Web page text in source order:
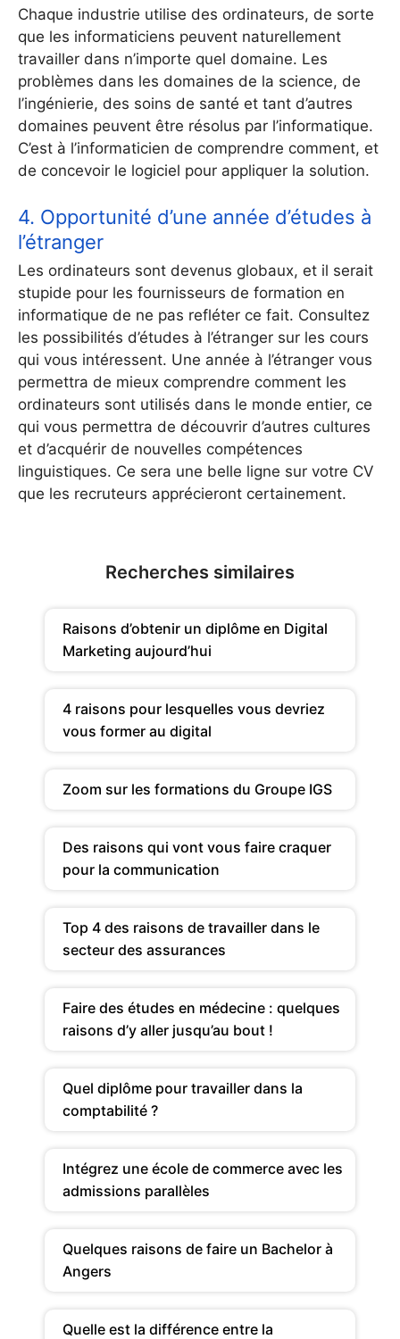
Chaque industrie utilise des ordinateurs, de sorte
que les informaticiens peuvent naturellement
travailler dans n’importe quel domaine. Les
problèmes dans les domaines de la science, de
l’ingénierie, des soins de santé et tant d’autres
domaines peuvent être résolus par l’informatique.
C’est à l’informaticien de comprendre comment, et
de concevoir le logiciel pour appliquer la solution.
4. Opportunité d’une année d’études à
l’étranger
Les ordinateurs sont devenus globaux, et il serait
stupide pour les fournisseurs de formation en
informatique de ne pas refléter ce fait. Consultez
les possibilités d’études à l’étranger sur les cours
qui vous intéressent. Une année à l’étranger vous
permettra de mieux comprendre comment les
ordinateurs sont utilisés dans le monde entier, ce
qui vous permettra de découvrir d’autres cultures
et d’acquérir de nouvelles compétences
linguistiques. Ce sera une belle ligne sur votre CV
que les recruteurs apprécieront certainement.
Recherches similaires
Raisons d’obtenir un diplôme en Digital
Marketing aujourd’hui
4 raisons pour lesquelles vous devriez
vous former au digital
Zoom sur les formations du Groupe IGS
Des raisons qui vont vous faire craquer
pour la communication
Top 4 des raisons de travailler dans le
secteur des assurances
Faire des études en médecine : quelques
raisons d’y aller jusqu’au bout !
Quel diplôme pour travailler dans la
comptabilité ?
Intégrez une école de commerce avec les
admissions parallèles
Quelques raisons de faire un Bachelor à
Angers
Quelle est la différence entre la